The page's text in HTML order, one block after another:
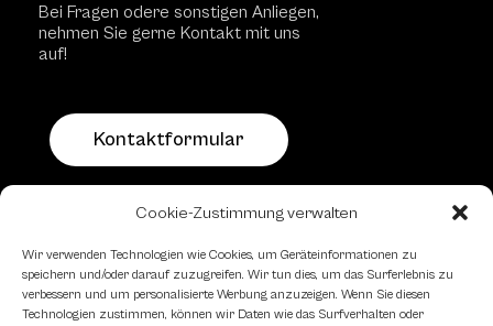
Cookie-Zustimmung verwalten
Wir verwenden Technologien wie Cookies, um Geräteinformationen zu
speichern und/oder darauf zuzugreifen. Wir tun dies, um das Surferlebnis zu
verbessern und um personalisierte Werbung anzuzeigen. Wenn Sie diesen
Technologien zustimmen, können wir Daten wie das Surfverhalten oder
Bei Fragen odere sonstigen Anliegen,
nehmen Sie gerne Kontakt mit uns
auf!
Kontaktformular
Schachfreundliche Lokale